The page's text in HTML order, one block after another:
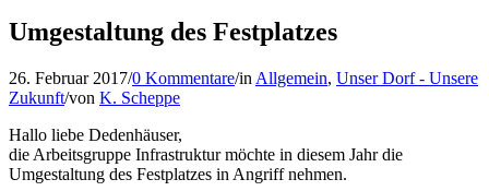
Umgestaltung des Festplatzes
26. Februar 2017/0 Kommentare/in Allgemein, Unser Dorf - Unsere
Zukunft/von K. Scheppe
Hallo liebe Dedenhäuser,
die Arbeitsgruppe Infrastruktur möchte in diesem Jahr die
Umgestaltung des Festplatzes in Angriff nehmen.